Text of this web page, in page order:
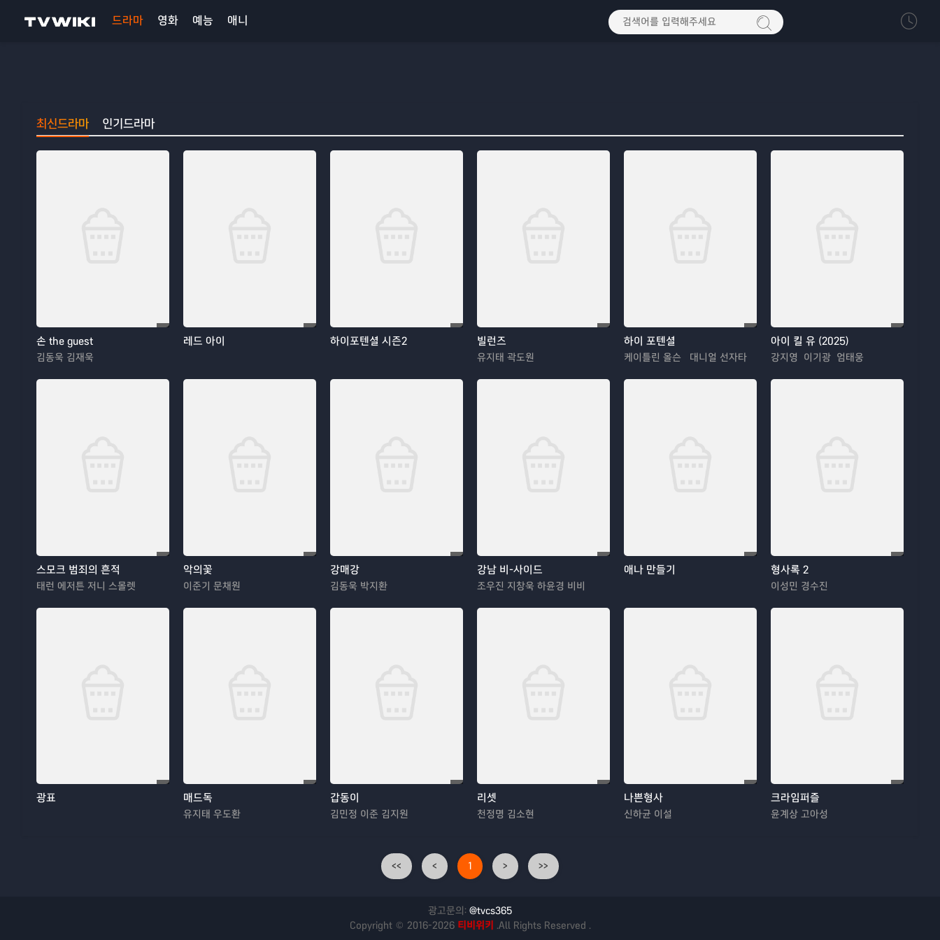
드라마 영화 예능 애니
최신드라마 인기드라마
손 the guest
김동욱 김재욱
레드 아이 하이포텐셜 시즌2 빌런즈
유지태 곽도원
하이 포텐셜
케이틀린 올슨 대니얼 선자타
아이 킬 유 (2025)
강지영 이기광 엄태웅
스모크 범죄의 흔적
태런 에저튼 저니 스몰렛
악의꽃
이준기 문채원
강매강
김동욱 박지환
강남 비-사이드
조우진 지창욱 하윤경 비비
애나 만들기 형사록 2
이성민 경수진
광표 매드독
유지태 우도환
갑동이
김민정 이준 김지원
리셋
천정명 김소현
나쁜형사
신하균 이설
크라임퍼즐
윤계상 고아성
<< < 1 > >>
광고문의: @tvcs365
Copyright © 2016-2026 티비위키 .All Rights Reserved .